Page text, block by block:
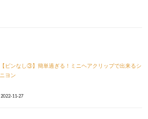
【ピンなし③】簡単過ぎる！ミニヘアクリップで出来るシ
ニヨン
2022-11-27